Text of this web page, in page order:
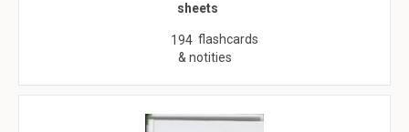
sheets
194 flashcards
& notities